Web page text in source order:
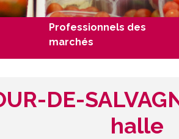
Professionnels des
marchés
DE-
halle